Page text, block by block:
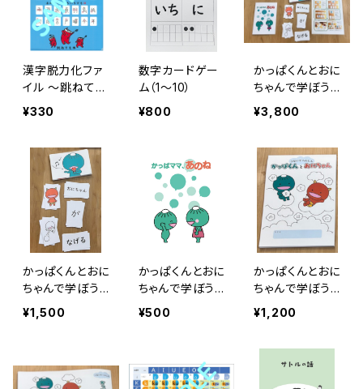
漢字脱力化ファ
イル ～跳ねても
木～
¥330
数字カードゲー
ム（1～10）
¥800
かっぱくんとおに
ちゃんで学ぼう
「助詞の役割」フ
ルセット
¥3,800
かっぱくんとおに
ちゃんで学ぼう
「助詞の役割」カ
ードセット
¥1,500
かっぱくんとおに
ちゃんで学ぼう
「助詞の役割」か
¥500
かっぱくんとおに
ちゃんで学ぼう
「助詞の役割」ワ
ークブック（たて
¥1,200